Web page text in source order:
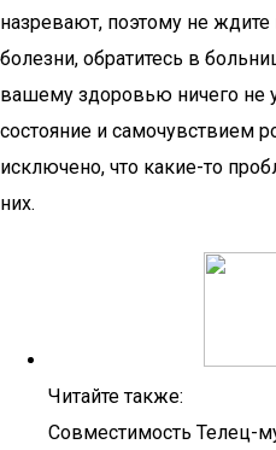
назревают, поэтому не
болезни, обратитесь в
вашему здоровью ничего не
состояние и самочувствием
исключено, что какие-то
них.
Читайте также:
Совместимость Телец-